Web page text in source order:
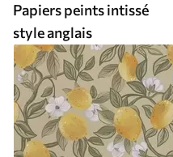
Papiers peints intissé
style anglais